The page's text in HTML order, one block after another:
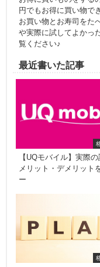
円でもお得に買い物で
お買い物とお寿司をた
や実際に試してよかっ
覧ください♪
最近書いた記事
【UQモバイル】実際
メリット・デメリット
ー